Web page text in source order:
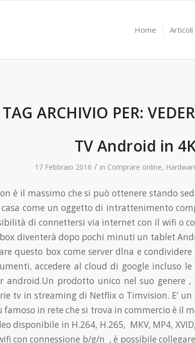
Home Articoli
TAG ARCHIVIO PER:
TV Android in
17 Febbraio 2016 / in Comprare online,
è il massimo che si può ottenere stando
come un oggetto di intrattenimento
di connettersi via internet con il wifi o
diventerà dopo pochi minuti un tablet
questo box come server dlna e
accedere al cloud di google incluso
prodotto unico nel suo genere
tv in streaming di Netflix o Timvision. E’
famoso in rete che si trova in commercio è il
disponibile in H.264, H.265, MKV, MP4,
con connessione b/g/n , è possibile